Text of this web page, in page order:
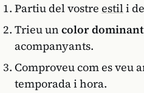
Partiu del vostre estili
Trieu un color dominant
acompanyants.
Comproveu com es veu
temporada i hora.